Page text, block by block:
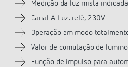
Medição da luz mista
Canal A Luz: relé, 230V
Operação em modo
Valor de comutação de
Função de impulso para